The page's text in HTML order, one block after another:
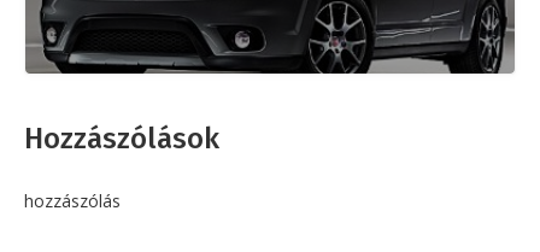
Hozzászólások
hozzászólás